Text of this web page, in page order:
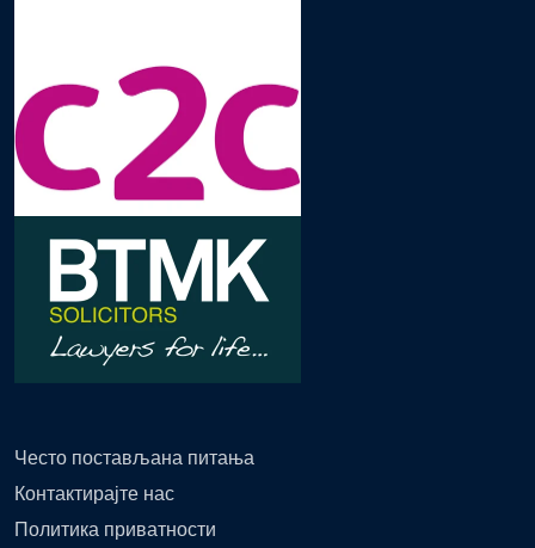
Често постављана питања
Контактирајте нас
Политика приватности